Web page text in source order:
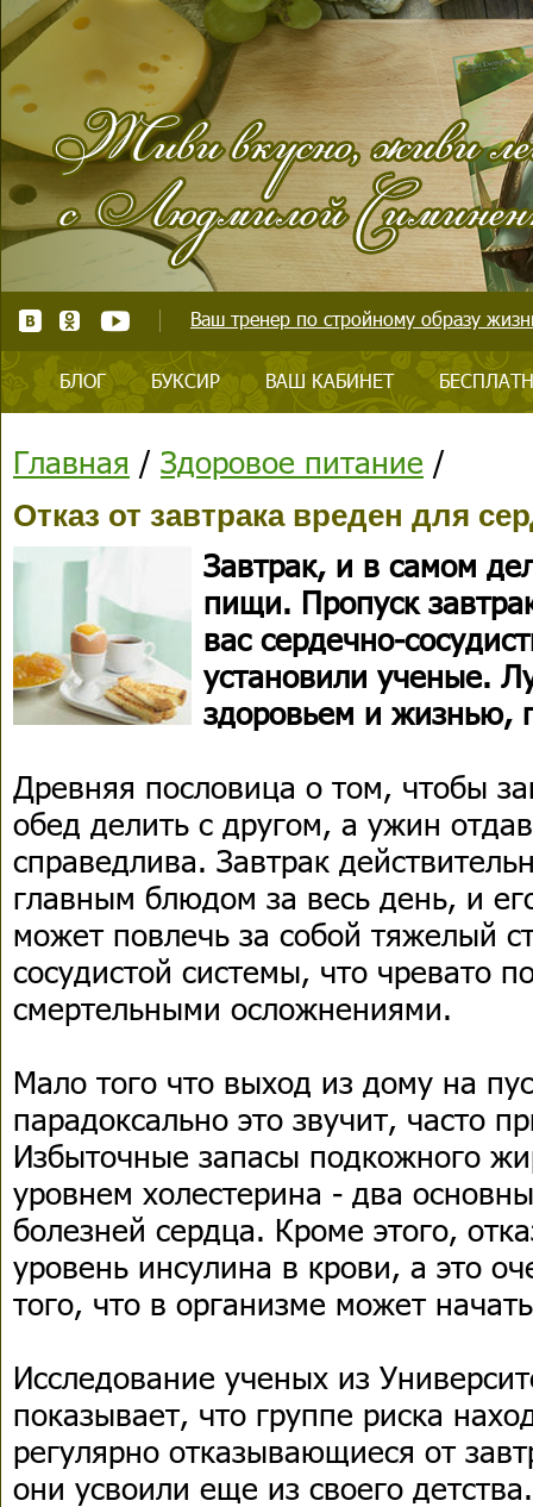
Ваш тренер по стройному образу
БЛОГ БУКСИР ВАШ КАБИНЕТ
Главная / Здоровое питание /
Отказ от завтрака вреден для
Завтрак, и в самом
пищи. Пропуск
вас сердечно-
установили ученые.
здоровьем и жизнью,
Древняя пословица о том, чтобы
обед делить с другом, а ужин
справедлива. Завтрак
главным блюдом за весь день, и
может повлечь за собой тяжелый
сосудистой системы, что чревато
смертельными осложнениями.
Мало того что выход из дому на
парадоксально это звучит, часто
Избыточные запасы подкожного
уровнем холестерина - два
болезней сердца. Кроме этого,
уровень инсулина в крови, а это
того, что в организме может
Исследование ученых из
показывает, что группе риска
регулярно отказывающиеся от
они усвоили еще из своего